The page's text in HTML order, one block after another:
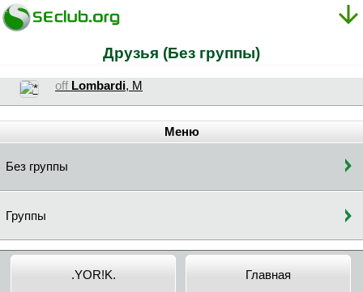
Друзья (Без группы)
off Lombardi, М
Меню
Без группы
Группы
.YOR!K. Главная